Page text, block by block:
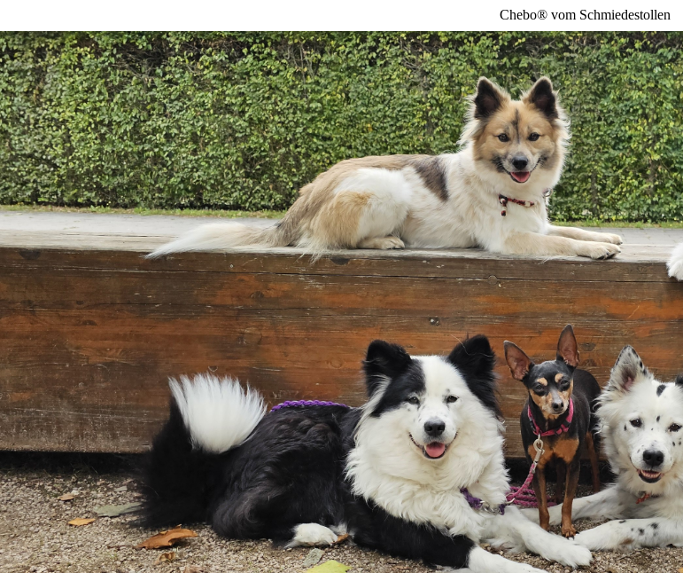
Chebo® vom Schmiedestollen